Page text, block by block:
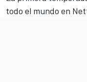
todo el mundo en